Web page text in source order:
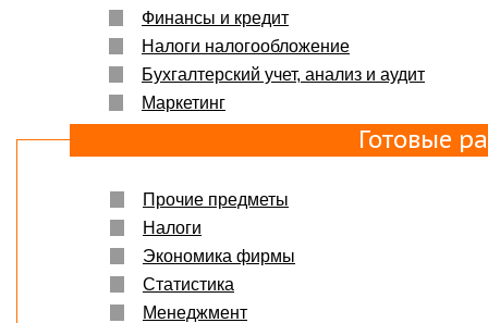
Финансы и кредит
Налоги налогообложение
Бухгалтерский учет, анализ и аудит
Маркетинг
Готовые
Прочие предметы
Налоги
Экономика фирмы
Статистика
Менеджмент